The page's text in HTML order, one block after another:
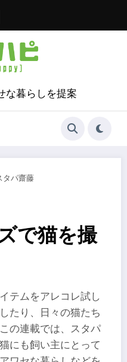
な暮らしを提案
タパ齋藤
で猫を撮
テムをアレコレ試し
たり、日々の猫たち
の連載では、スタパ
にも飼い主にとって